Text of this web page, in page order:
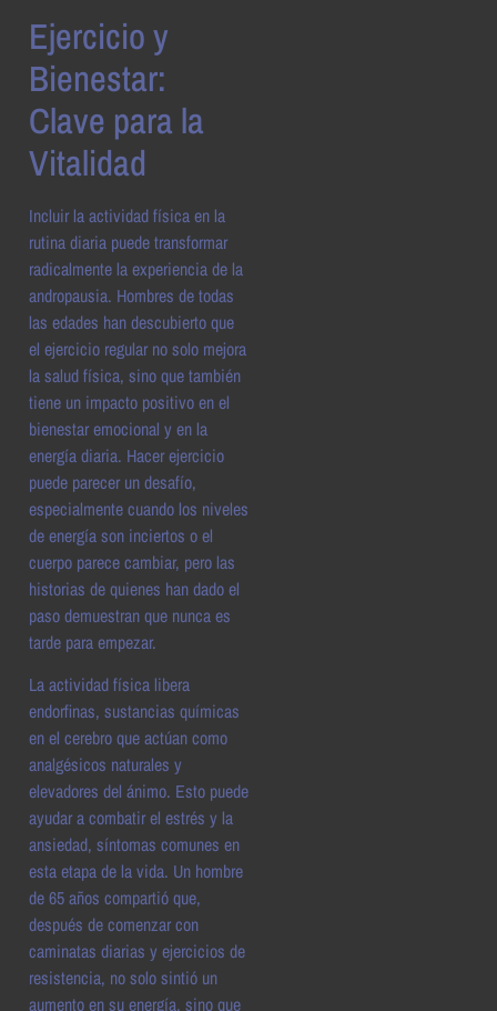
Ejercicio y
Bienestar:
Clave para la
Vitalidad
Incluir la actividad física en la
rutina diaria puede transformar
radicalmente la experiencia de la
andropausia. Hombres de todas
las edades han descubierto que
el ejercicio regular no solo mejora
la salud física, sino que también
tiene un impacto positivo en el
bienestar emocional y en la
energía diaria. Hacer ejercicio
puede parecer un desafío,
especialmente cuando los niveles
de energía son inciertos o el
cuerpo parece cambiar, pero las
historias de quienes han dado el
paso demuestran que nunca es
tarde para empezar.
La actividad física libera
endorfinas, sustancias químicas
en el cerebro que actúan como
analgésicos naturales y
elevadores del ánimo. Esto puede
ayudar a combatir el estrés y la
ansiedad, síntomas comunes en
esta etapa de la vida. Un hombre
de 65 años compartió que,
después de comenzar con
caminatas diarias y ejercicios de
resistencia, no solo sintió un
aumento en su energía, sino que